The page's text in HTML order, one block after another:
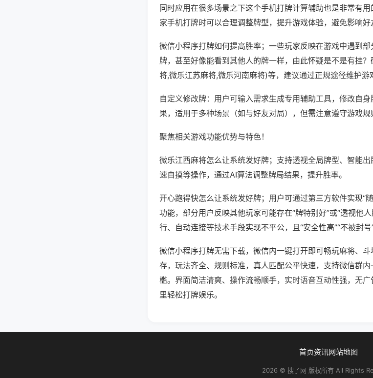
同时应用在很多场景之下这个手机打牌计算辅助也是非常有
家手机打牌时可以合理调整牌型，提升游戏体验，避免影响好
微信小程序打牌如何提高胜率；一些玩家反映在游戏中遇到
牌，甚至好像能看到其他人的牌一样，由此怀疑是不是有挂
将,微乐江苏麻将,微乐河南麻将)等，建议通过正规途径维护游
自定义修改牌：用户可输入需求生成专用辅助工具，修改自
果，适用于多种场景（如与好友对局），但需注意遵守游戏规
聚焦相关游戏功能优势与特色！
微乐江西麻将怎么让系统发好牌；支持透视全局牌型、智能
速自摸等操作，通过AI算法调整牌局结果，提升胜率。
开心跑得快怎么让系统发好牌；用户可通过第三方软件实现“
功能，部分用户反映其他玩家可能存在“牌特别好”或“透视他
行、自动连接等技术手段实现不平公，且“安全性高”“不被封号”
微信小程序打牌无需下载，微信内一键打开即可畅玩麻将、
存，玩法齐全、规则标准，真人匹配公平快速，支持微信群
槛。界面简洁清爽、操作流畅顺手，实时语音互动性强，无
里轻松打牌娱乐。
首页资讯网站地图
2026 © 搜了网 版权所有 All Rights